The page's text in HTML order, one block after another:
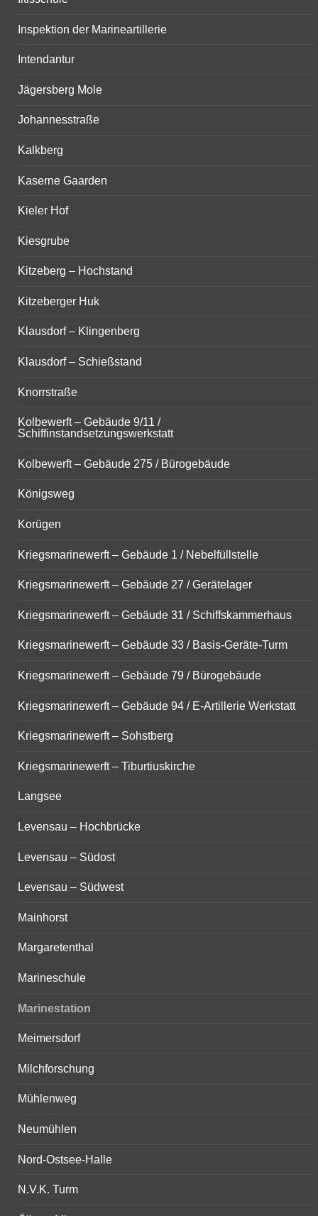
Inspektion der Marineartillerie
Intendantur
Jägersberg Mole
Johannesstraße
Kalkberg
Kaserne Gaarden
Kieler Hof
Kiesgrube
Kitzeberg – Hochstand
Kitzeberger Huk
Klausdorf – Klingenberg
Klausdorf – Schießstand
Knorrstraße
Kolbewerft – Gebäude 9/11 /
Schiffinstandsetzungswerkstatt
Kolbewerft – Gebäude 275 / Bürogebäude
Königsweg
Korügen
Kriegsmarinewerft – Gebäude 1 / Nebelfüllstelle
Kriegsmarinewerft – Gebäude 27 / Gerätelager
Kriegsmarinewerft – Gebäude 31 / Schiffskammerhaus
Kriegsmarinewerft – Gebäude 33 / Basis-Geräte-Turm
Kriegsmarinewerft – Gebäude 79 / Bürogebäude
Kriegsmarinewerft – Gebäude 94 / E-Artillerie Werkstatt
Kriegsmarinewerft – Sohstberg
Kriegsmarinewerft – Tiburtiuskirche
Langsee
Levensau – Hochbrücke
Levensau – Südost
Levensau – Südwest
Mainhorst
Margaretenthal
Marineschule
Marinestation
Meimersdorf
Milchforschung
Mühlenweg
Neumühlen
Nord-Ostsee-Halle
N.V.K. Turm